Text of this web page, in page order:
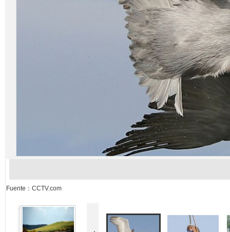
Fuente：CCTV.com